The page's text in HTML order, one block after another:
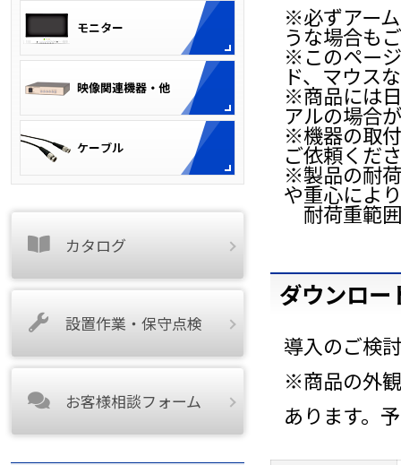
※必ずアー
うな場合も
※このペー
ド、マウス
※商品には
アルの場合
※機器の取
ご依頼くだ
※製品の耐
や重心により
耐荷重範囲
ダウンロー
導入のご検
※商品の外
あります。
カタログ
設置作業・保守点検
お客様相談フォーム